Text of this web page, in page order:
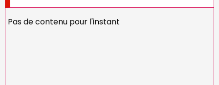
Pas de contenu pour l'instant